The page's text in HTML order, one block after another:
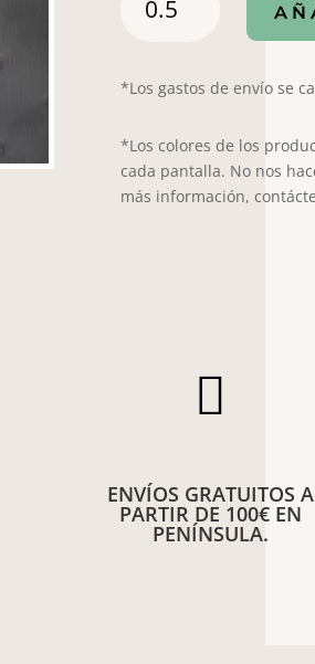
BORDADO
*Los gastos de envío se
*Los colores de los
cada pantalla. No nos
más información,

ENVÍOS GRATUITOS A
PARTIR DE 100€ EN
PENÍNSULA.